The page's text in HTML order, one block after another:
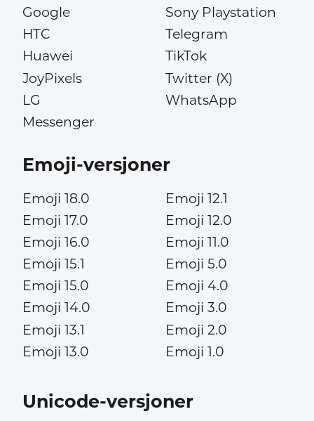
Google
HTC
Huawei
JoyPixels
LG
Messenger
Sony Playstation
Telegram
TikTok
Twitter (X)
WhatsApp
Emoji-versjoner
Emoji 18.0
Emoji 17.0
Emoji 16.0
Emoji 15.1
Emoji 15.0
Emoji 14.0
Emoji 13.1
Emoji 13.0
Emoji 12.1
Emoji 12.0
Emoji 11.0
Emoji 5.0
Emoji 4.0
Emoji 3.0
Emoji 2.0
Emoji 1.0
Unicode-versjoner